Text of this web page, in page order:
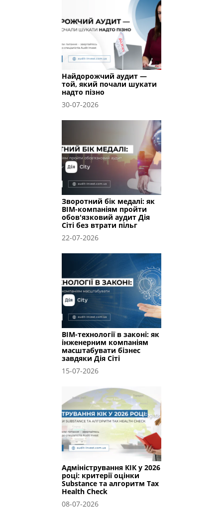
Найдорожчий аудит —
той, який почали шукати
надто пізно
30-07-2026
Зворотний бік медалі: як
BIM-компаніям пройти
обов'язковий аудит Дія
Сіті без втрати пільг
22-07-2026
BIM-технології в законі: як
інженерним компаніям
масштабувати бізнес
завдяки Дія Сіті
15-07-2026
Адміністрування КІК у 2026
році: критерії оцінки
Substance та алгоритм Tax
Health Check
08-07-2026